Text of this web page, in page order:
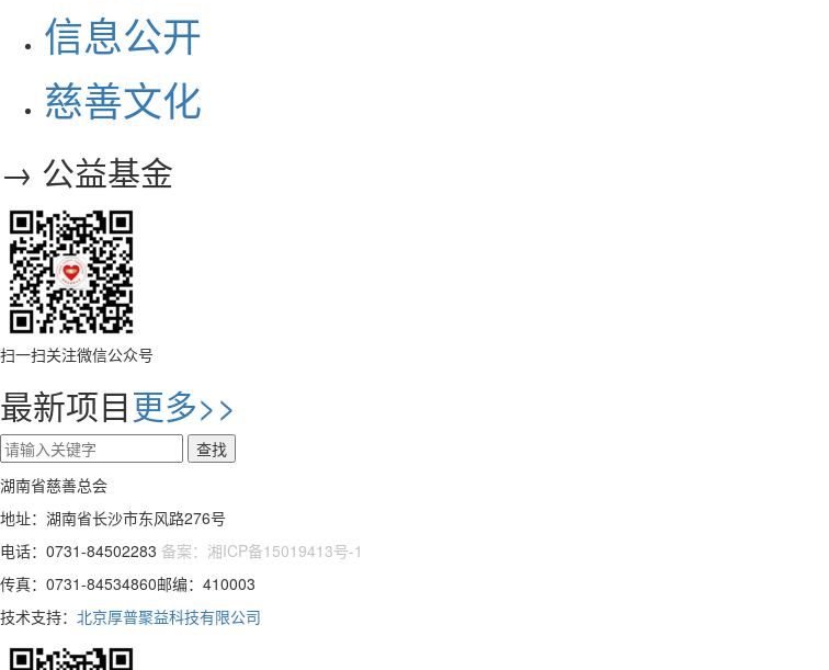
信息公开
慈善文化
→ 公益基金
扫一扫关注微信公众号
最新项目更多>>
湖南省慈善总会
地址：湖南省长沙市东风路276号
电话：0731-84502283 备案：湘ICP备15019413号-1
传真：0731-84534860邮编：410003
技术支持： 北京厚普聚益科技有限公司